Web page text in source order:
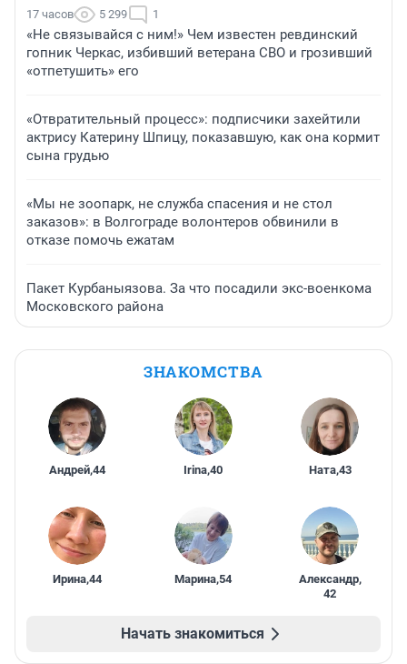
17 часов 5 299 1
«Не связывайся с ним!» Чем известен ревдинский
гопник Черкас, избивший ветерана СВО и грозивший
«отпетушить» его
«Отвратительный процесс»: подписчики захейтили
актрису Катерину Шпицу, показавшую, как она кормит
сына грудью
«Мы не зоопарк, не служба спасения и не стол
заказов»: в Волгограде волонтеров обвинили в
отказе помочь ежатам
Пакет Курбаныязова. За что посадили экс-военкома
Московского района
ЗНАКОМСТВА
Андрей,44 Irina,40 Ната,43
Ирина,44 Марина,54 Александр,
42
Начать знакомиться